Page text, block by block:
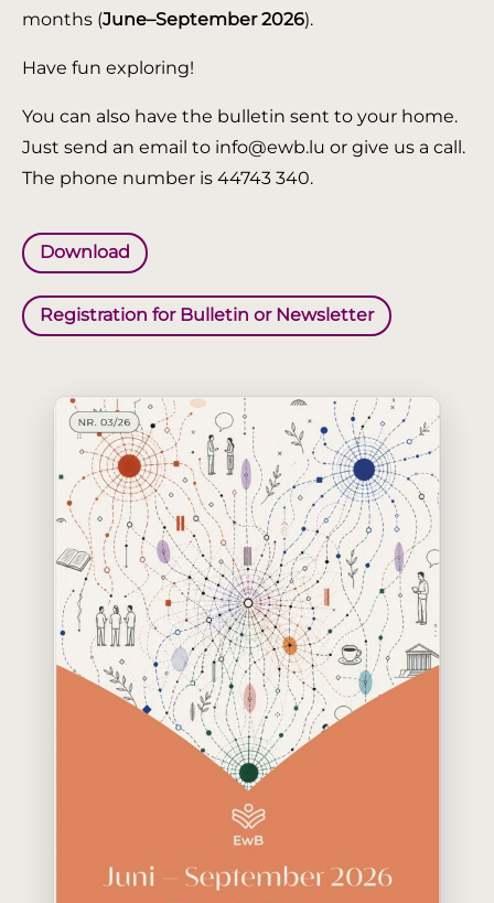
months (June–September 2026).
Have fun exploring!
You can also have the bulletin sent to your home.
Just send an email to info@ewb.lu or give us a call.
The phone number is 44743 340.
Download
Registration for Bulletin or Newsletter